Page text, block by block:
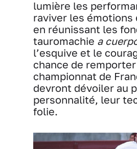
lumière les
raviver les émotions
en réunissant les
tauromachie a
l’esquive et le
chance de
championnat de
devront dévoiler au
personnalité, leur
folie.